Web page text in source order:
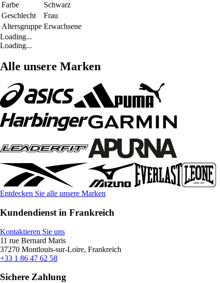
Farbe
Schwarz
Geschlecht
Frau
Altersgruppe Erwachsene
Loading...
Loading...
Alle unsere Marken
Entdecken Sie alle unsere Marken
Kundendienst in Frankreich
Kontaktieren Sie uns
11 rue Bernard Maris
37270 Montlouis-sur-Loire, Frankreich
+33 1 86 47 62 58
Sichere Zahlung